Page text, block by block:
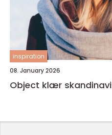
inspiration
08. January 2026
Object klær